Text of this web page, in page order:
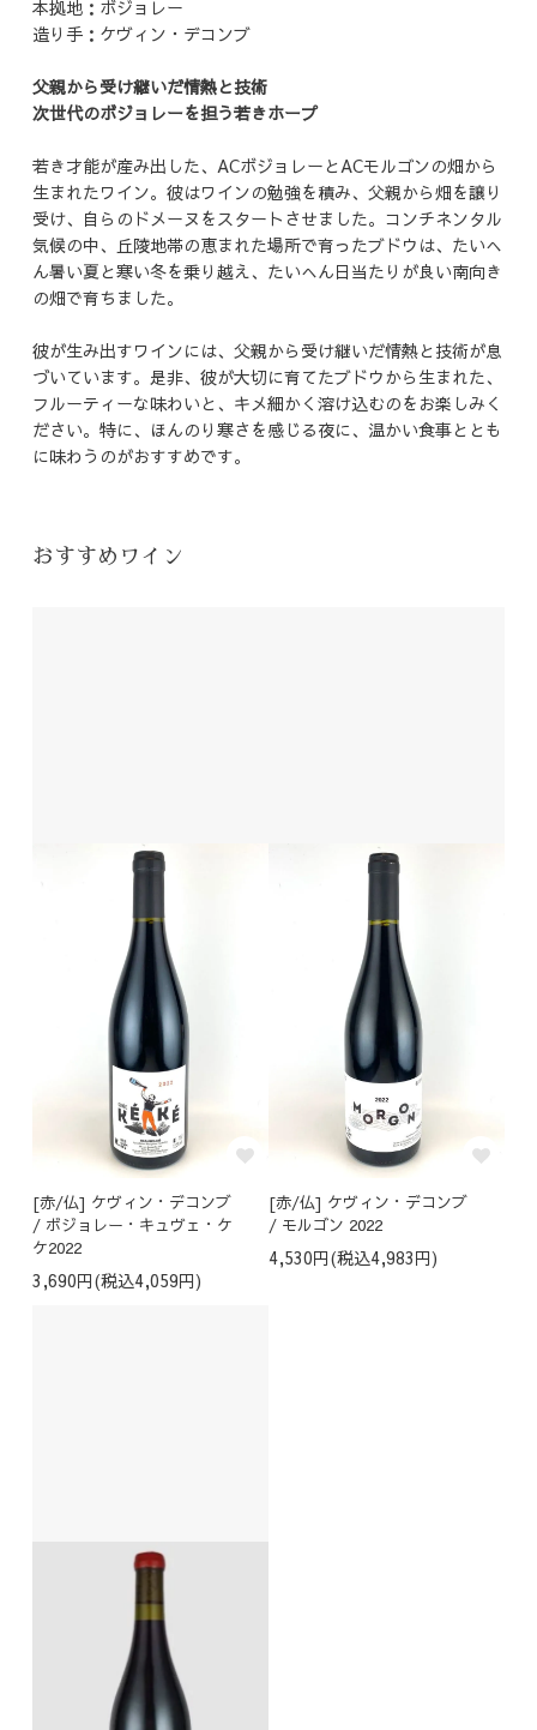
本拠地：ボジョレー
造り手：ケヴィン・デコンブ
父親から受け継いだ情熱と技術
次世代のボジョレーを担う若きホープ
若き才能が産み出した、ACボジョレーとACモルゴンの畑から
生まれたワイン。彼はワインの勉強を積み、父親から畑を譲り
受け、自らのドメーヌをスタートさせました。コンチネンタル
気候の中、丘陵地帯の恵まれた場所で育ったブドウは、たいへ
ん暑い夏と寒い冬を乗り越え、たいへん日当たりが良い南向き
の畑で育ちました。
彼が生み出すワインには、父親から受け継いだ情熱と技術が息
づいています。是非、彼が大切に育てたブドウから生まれた、
フルーティーな味わいと、キメ細かく溶け込むのをお楽しみく
ださい。特に、ほんのり寒さを感じる夜に、温かい食事ととも
に味わうのがおすすめです。
おすすめワイン
[赤/仏] ケヴィン・デコンブ
/ ボジョレー・キュヴェ・ケ
ケ2022
3,690円(税込4,059円)
[赤/仏] ケヴィン・デコンブ
/ モルゴン 2022
4,530円(税込4,983円)